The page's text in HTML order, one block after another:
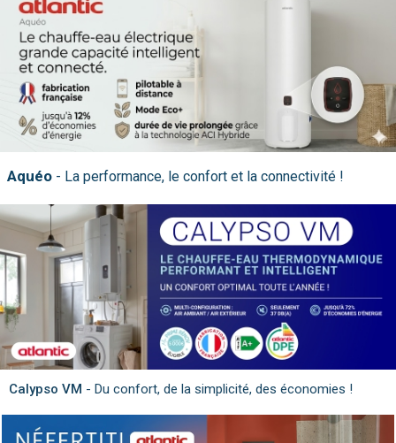
Aquéo
Calypso VM - Du confort, de la simplicité, des économies !